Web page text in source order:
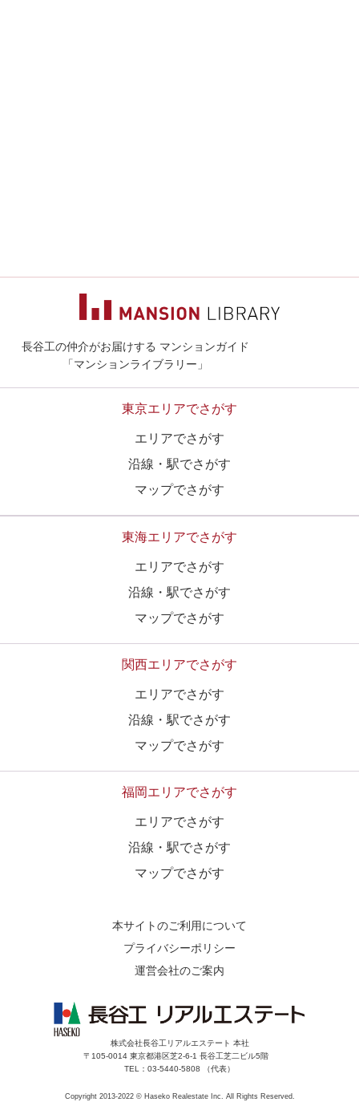
長谷工の仲介がお届けする マンションガイド
「マンションライブラリー」
東京エリアでさがす
エリアでさがす
沿線・駅でさがす
マップでさがす
東海エリアでさがす
エリアでさがす
沿線・駅でさがす
マップでさがす
関西エリアでさがす
エリアでさがす
沿線・駅でさがす
マップでさがす
福岡エリアでさがす
エリアでさがす
沿線・駅でさがす
マップでさがす
本サイトのご利用について
プライバシーポリシー
運営会社のご案内
株式会社長谷工リアルエステート 本社
〒105-0014 東京都港区芝2-6-1 長谷工芝二ビル5階
TEL：03-5440-5808 （代表）
Copyright 2013-2022 © Haseko Realestate Inc. All Rights Reserved.